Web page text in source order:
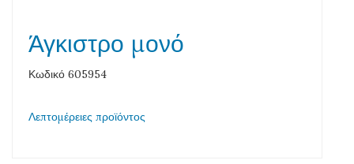
Άγκιστρο μονό
Κωδικό 605954
Λεπτομέρειες προϊόντος